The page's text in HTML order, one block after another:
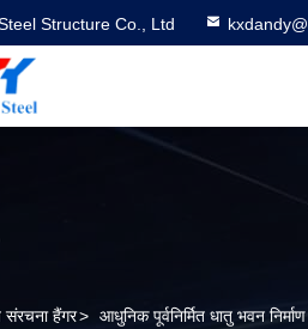
Structure Co., Ltd
संरचना हैंगर> आधुनिक पूर्वनिर्मित धातु भवन